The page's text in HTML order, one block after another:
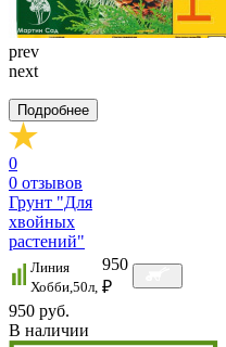
prev
next
Подробнее
0
0 отзывов
Грунт "Для
хвойных
растений"
Линия
Хобби,50л,
950
₽
950 руб.
В наличии